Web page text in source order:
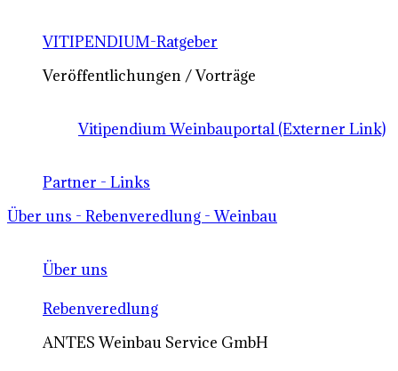
VITIPENDIUM-Ratgeber
Veröffentlichungen / Vorträge
Vitipendium Weinbauportal (Externer Link)
Partner - Links
Über uns - Rebenveredlung - Weinbau
Über uns
Rebenveredlung
ANTES Weinbau Service GmbH